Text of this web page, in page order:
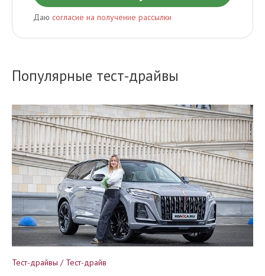
Даю согласие на получение рассылки
Популярные тест-драйвы
Тест-драйвы / Тест-драйв